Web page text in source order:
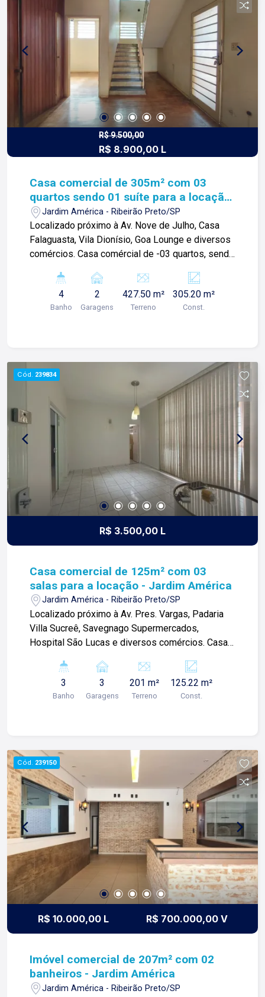
sentido de tudo que fazemos. Todos os dias
construímos laços fortes e indeléveis com
nossos proprietários e clientes. Somos uma
imobiliária que equilibra a tradicionalidade com o
arrojo e a força comercial da atualidade. A Lago é
sua principal imobiliária em Ribeirão Preto!
R$ 9.500,00
R$ 8.900,00 L
Casa comercial de 305m² com 03
quartos sendo 01 suíte para a locação
- Jardim América
Jardim América - Ribeirão Preto/SP
Localizado próximo à Av. Nove de Julho, Casa
Falaguasta, Vila Dionísio, Goa Lounge e diversos
comércios. Casa comércial de -03 quartos, sendo
Despensa; -Lavabo; -01 banheiro social; -Quintal;
-Jardim; -Área de serviço com quarto e banheiro;
-01 vaga de garagem; Para mais informações e
proprietários.
4
Banho
2
Garagens
427.50 m²
Terreno
305.20 m²
Const.
Cód. 239834
R$ 3.500,00 L
Casa comercial de 125m² com 03
salas para a locação - Jardim América
Jardim América - Ribeirão Preto/SP
Localizado próximo à Av. Pres. Vargas, Padaria
Villa Sucreê, Savegnago Supermercados,
Hospital São Lucas e diversos comércios. Casa
armários; -Recepção; -Cozinha; Despensa; -01
lavabo; -02 banheiro social; -Ares de serviço; -03
vagas de garagem; Para mais informações e
proprietários.
3
Banho
3
Garagens
201 m²
Terreno
125.22 m²
Const.
Cód. 239150
R$ 10.000,00 L R$ 700.000,00 V
Imóvel comercial de 207m² com 02
banheiros - Jardim América
Jardim América - Ribeirão Preto/SP